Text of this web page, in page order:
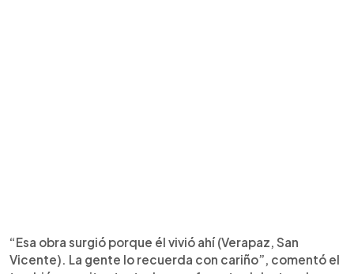
“Esa obra surgió porque él vivió ahí (Verapaz, San
Vicente). La gente lo recuerda con cariño”, comentó el